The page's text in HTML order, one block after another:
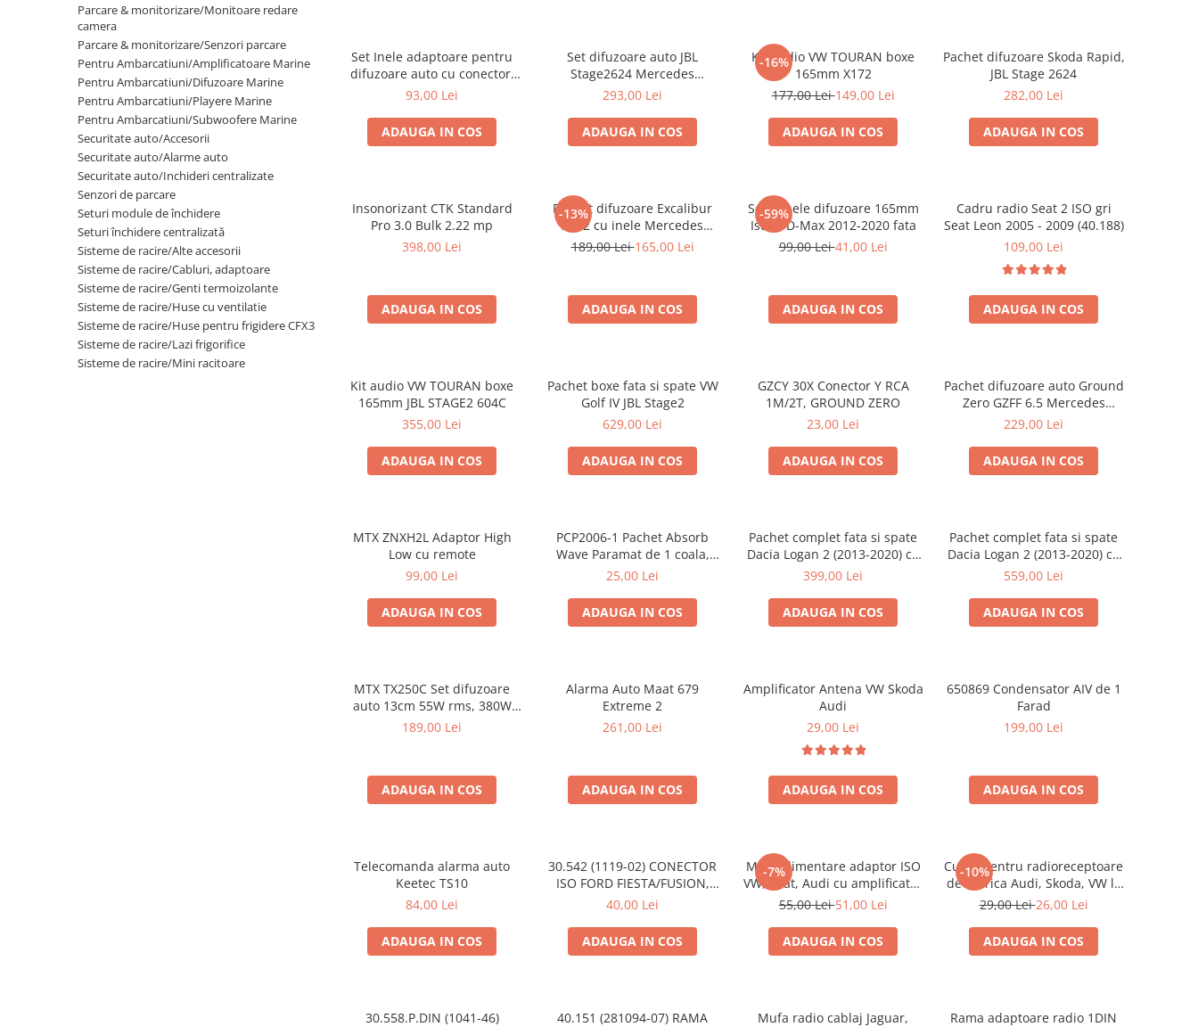
Parcare & monitorizare/Monitoare redare
camera
Parcare & monitorizare/Senzori parcare
Pentru Ambarcatiuni/Amplificatoare Marine
Pentru Ambarcatiuni/Difuzoare Marine
Pentru Ambarcatiuni/Playere Marine
Pentru Ambarcatiuni/Subwoofere Marine
Securitate auto/Accesorii
Securitate auto/Alarme auto
Securitate auto/Inchideri centralizate
Senzori de parcare
Seturi module de închidere
Seturi închidere centralizată
Sisteme de racire/Alte accesorii
Sisteme de racire/Cabluri, adaptoare
Sisteme de racire/Genti termoizolante
Sisteme de racire/Huse cu ventilatie
Sisteme de racire/Huse pentru frigidere CFX3
Sisteme de racire/Lazi frigorifice
Sisteme de racire/Mini racitoare
Set Inele adaptoare pentru
difuzoare auto cu conectori
VW Passat B6 fata
93,00 Lei
ADAUGA IN COS
Set difuzoare auto JBL
Stage2624 Mercedes
Vito/Viano, VW Crafter
293,00 Lei
ADAUGA IN COS
-16%
Kit audio VW TOURAN boxe
165mm X172
177,00 Lei149,00 Lei
ADAUGA IN COS
Pachet difuzoare Skoda Rapid,
JBL Stage 2624
282,00 Lei
ADAUGA IN COS
Insonorizant CTK Standard
Pro 3.0 Bulk 2.22 mp
398,00 Lei
ADAUGA IN COS
-13%
Pachet difuzoare Excalibur
X172 cu inele Mercedes
Vito/Viano W639, VW Crafter
189,00 Lei165,00 Lei
ADAUGA IN COS
-59%
Set 2 inele difuzoare 165mm
Isuzu D-Max 2012-2020 fata
99,00 Lei41,00 Lei
ADAUGA IN COS
Cadru radio Seat 2 ISO gri
Seat Leon 2005 - 2009 (40.188)
109,00 Lei
ADAUGA IN COS
Kit audio VW TOURAN boxe
165mm JBL STAGE2 604C
355,00 Lei
ADAUGA IN COS
Pachet boxe fata si spate VW
Golf IV JBL Stage2
629,00 Lei
ADAUGA IN COS
GZCY 30X Conector Y RCA
1M/2T, GROUND ZERO
23,00 Lei
ADAUGA IN COS
Pachet difuzoare auto Ground
Zero GZFF 6.5 Mercedes
Vito/Viano/Sprinter
229,00 Lei
ADAUGA IN COS
MTX ZNXH2L Adaptor High
Low cu remote
99,00 Lei
ADAUGA IN COS
PCP2006-1 Pachet Absorb
Wave Paramat de 1 coala,
spuma de 16mm grosime,
25,00 Lei
ADAUGA IN COS
Pachet complet fata si spate
Dacia Logan 2 (2013-2020) cu
boxe Ground Zero Ferrum
399,00 Lei
ADAUGA IN COS
Pachet complet fata si spate
Dacia Logan 2 (2013-2020) cu
boxe Ground Zero Ferrum
559,00 Lei
ADAUGA IN COS
MTX TX250C Set difuzoare
auto 13cm 55W rms, 380W
peak
189,00 Lei
ADAUGA IN COS
Alarma Auto Maat 679
Extreme 2
261,00 Lei
ADAUGA IN COS
Amplificator Antena VW Skoda
Audi
29,00 Lei
ADAUGA IN COS
650869 Condensator AIV de 1
Farad
199,00 Lei
ADAUGA IN COS
Telecomanda alarma auto
Keetec TS10
84,00 Lei
ADAUGA IN COS
30.542 (1119-02) CONECTOR
ISO FORD FIESTA/FUSION,
2002-2005
40,00 Lei
ADAUGA IN COS
-7%
Mufa alimentare adaptor ISO
VW, Seat, Audi cu amplificator
antena
55,00 Lei51,00 Lei
ADAUGA IN COS
-10%
Cupla pentru radioreceptoare
de fabrica Audi, Skoda, VW la
conector ISO
29,00 Lei26,00 Lei
ADAUGA IN COS
30.558.P.DIN (1041-46)
40.151 (281094-07) RAMA
Mufa radio cablaj Jaguar,
Rama adaptoare radio 1DIN